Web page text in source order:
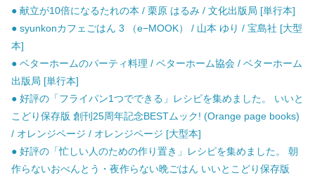
● 献立が10倍になるたれの本 / 栗原 はるみ / 文化出版局 [単行本]
● syunkonカフェごはん 3 （e−MOOK） / 山本 ゆり / 宝島社 [大型
本]
● ベターホームのパーティ料理 / ベターホーム協会 / ベターホーム
出版局 [単行本]
● 好評の「フライパン1つでできる」レシピを集めました。 いいと
こどり保存版 創刊25周年記念BESTムック! (Orange page books)
/ オレンジページ / オレンジページ [大型本]
● 好評の「忙しい人のための作り置き」レシピを集めました。 朝
作らないおべんとう・夜作らない晩ごはん いいとこどり保存版